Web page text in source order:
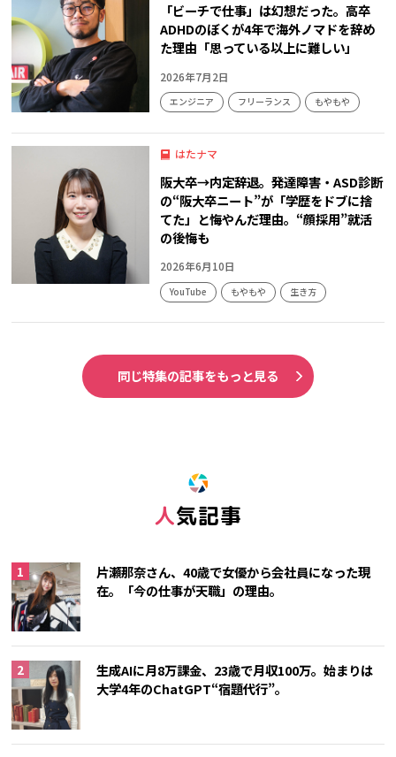
「ビーチで仕事」は幻想だった。高卒
ADHDのぼくが4年で海外ノマドを辞め
た理由「思っている以上に難しい」
2026年7月2日
エンジニア フリーランス もやもや
はたナマ
阪大卒→内定辞退。発達障害・ASD診断
の“阪大卒ニート”が「学歴をドブに捨
てた」と悔やんだ理由。“顔採用”就活
の後悔も
2026年6月10日
YouTube もやもや 生き方
同じ特集の記事をもっと見る
人気記事
片瀬那奈さん、40歳で女優から会社員になった現
在。「今の仕事が天職」の理由。
生成AIに月8万課金、23歳で月収100万。始まりは
大学4年のChatGPT“宿題代行”。